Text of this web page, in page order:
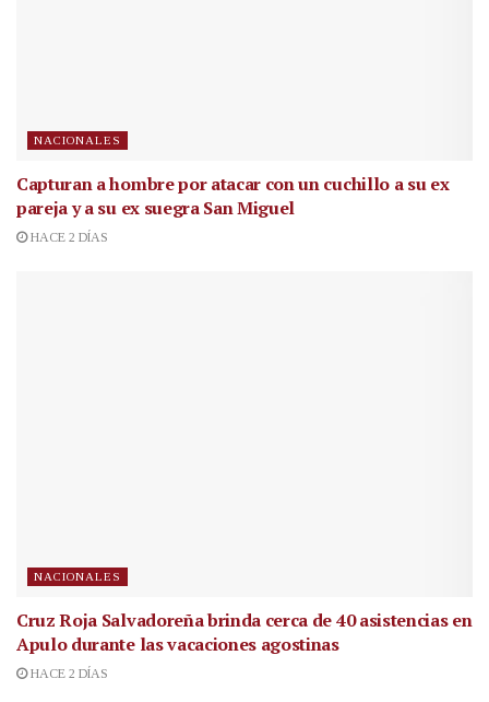
NACIONALES
Capturan a hombre por atacar con un cuchillo a su ex
pareja y a su ex suegra San Miguel
HACE 2 DÍAS
NACIONALES
Cruz Roja Salvadoreña brinda cerca de 40 asistencias en
Apulo durante las vacaciones agostinas
HACE 2 DÍAS